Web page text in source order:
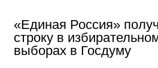
«Единая Россия»
строку в
выборах в Госдуму